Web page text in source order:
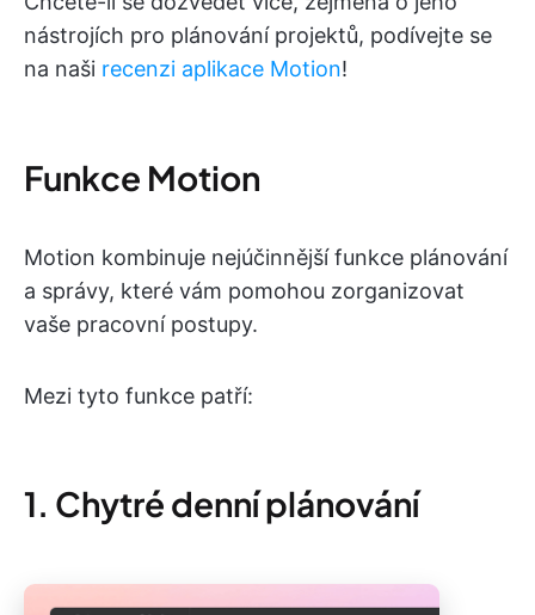
nástrojích pro plánování projektů, podívejte se
na naši recenzi aplikace Motion!
Funkce Motion
Motion kombinuje nejúčinnější funkce plánování
a správy, které vám pomohou zorganizovat
vaše pracovní postupy.
Mezi tyto funkce patří:
1. Chytré denní plánování